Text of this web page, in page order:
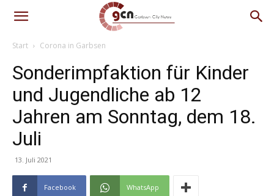
Start Corona in Garbsen
Sonderimpfaktion für Kinder
und Jugendliche ab 12
Jahren am Sonntag, dem 18.
Juli
13. Juli 2021
Facebook WhatsApp